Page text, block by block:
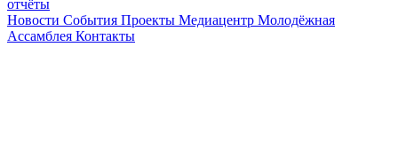
отчёты
Новости События Проекты Медиацентр Молодёжная
Ассамблея Контакты